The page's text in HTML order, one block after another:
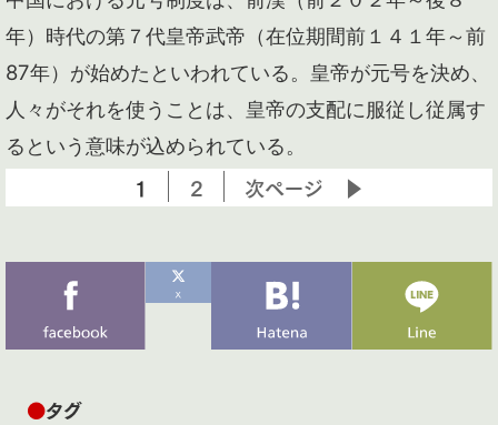
年）時代の第７代皇帝武帝（在位期間前１４１年～前
87年）が始めたといわれている。皇帝が元号を決め、
人々がそれを使うことは、皇帝の支配に服従し従属す
るという意味が込められている。
1 2 次ページ ▶
●タグ